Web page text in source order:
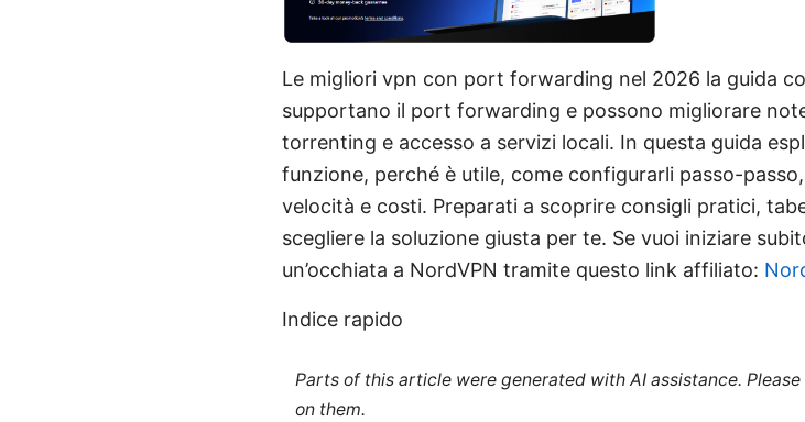
Le migliori vpn con port forwarding nel 2026 la guida
supportano il port forwarding e possono migliorare
torrenting e accesso a servizi locali. In questa guida
funzione, perché è utile, come configurarli passo-
velocità e costi. Preparati a scoprire consigli pratici,
scegliere la soluzione giusta per te. Se vuoi iniziare
un’occhiata a NordVPN tramite questo link affiliato:
Indice rapido
Parts of this article were generated with AI assistance.
on them.